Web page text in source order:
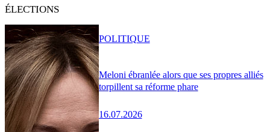
ÉLECTIONS
Meloni ébranlée alors que ses propres alliés
torpillent sa réforme phare
16.07.2026
POLITIQUE